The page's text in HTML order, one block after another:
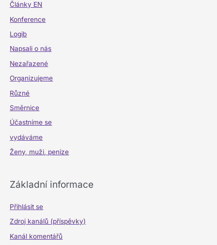
Články EN
Konference
Logib
Napsali o nás
Nezařazené
Organizujeme
Různé
Směrnice
Účastníme se
vydáváme
Ženy, muži, peníze
Základní informace
Přihlásit se
Zdroj kanálů (příspěvky)
Kanál komentářů